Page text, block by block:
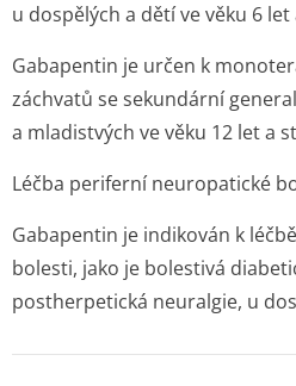
u dospělých a dětí ve věku 6
Gabapentin je určen k
záchvatů se sekundární
a mladistvých ve věku 12 let a
Léčba periferní neuropatické
Gabapentin je indikován k
bolesti, jako je bolestivá
postherpetická neuralgie, u